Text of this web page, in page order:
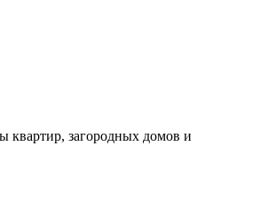
квартир, загородных домов и